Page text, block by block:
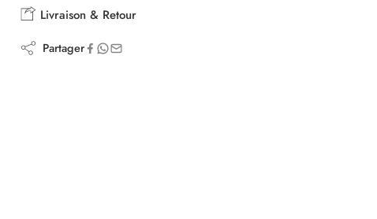
Livraison & Retour
Partager